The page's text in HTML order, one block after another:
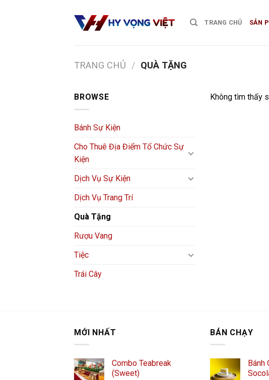
TRANG CHỦ SẢN
TRANG CHỦ / QUÀ TẶNG
BROWSE
Bánh Sự Kiện
Cho Thuê Địa Điểm Tổ Chức Sự
Kiện
Dịch Vụ Sự Kiện
Dịch Vụ Trang Trí
Quà Tặng
Rượu Vang
Tiệc
Trái Cây
Không tìm thấy
MỚI NHẤT
Combo Teabreak
(Sweet)
BÁN CHẠY
Bánh